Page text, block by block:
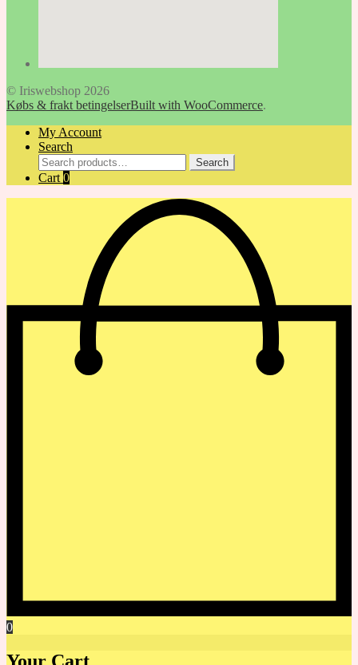
© Iriswebshop 2026
Købs & frakt betingelserBuilt with WooCommerce.
My Account
Search
Search
for:
Search
Cart 0
0